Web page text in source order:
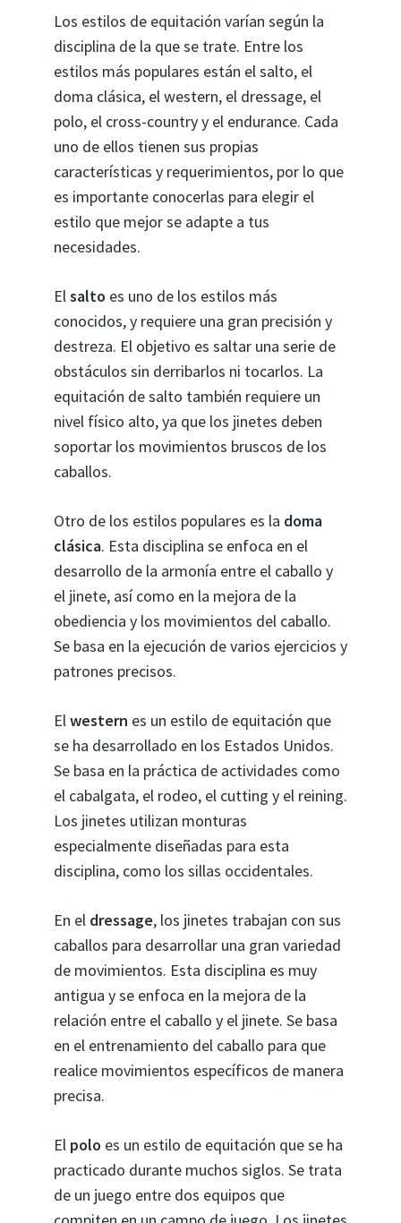
Los estilos de equitación varían según la
disciplina de la que se trate. Entre los
estilos más populares están el salto, el
doma clásica, el western, el dressage, el
polo, el cross-country y el endurance. Cada
uno de ellos tienen sus propias
características y requerimientos, por lo que
es importante conocerlas para elegir el
estilo que mejor se adapte a tus
necesidades.
Elsalto es uno de los estilos más
conocidos, y requiere una gran precisión y
destreza. El objetivo es saltar una serie de
obstáculos sin derribarlos ni tocarlos. La
equitación de salto también requiere un
nivel físico alto, ya que los jinetes deben
soportar los movimientos bruscos de los
caballos.
Otro de los estilos populares es la doma
clásica. Esta disciplina se enfoca en el
desarrollo de la armonía entre el caballo y
el jinete, así como en la mejora de la
obediencia y los movimientos del caballo.
Se basa en la ejecución de varios ejercicios y
patrones precisos.
Elwestern es un estilo de equitación que
se ha desarrollado en los Estados Unidos.
Se basa en la práctica de actividades como
el cabalgata, el rodeo, el cutting y el reining.
Los jinetes utilizan monturas
especialmente diseñadas para esta
disciplina, como los sillas occidentales.
En el dressage, los jinetes trabajan con sus
caballos para desarrollar una gran variedad
de movimientos. Esta disciplina es muy
antigua y se enfoca en la mejora de la
relación entre el caballo y el jinete. Se basa
en el entrenamiento del caballo para que
realice movimientos específicos de manera
precisa.
El polo es un estilo de equitación que se ha
practicado durante muchos siglos. Se trata
de un juego entre dos equipos que